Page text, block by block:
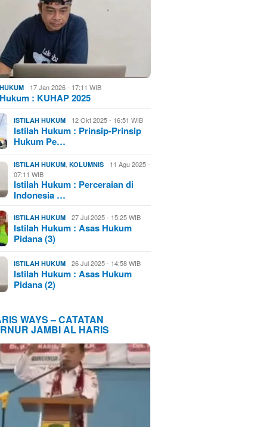
17 Jan 2026 - 17:11 WIB
: KUHAP 2025
ISTILAH HUKUM 12 Okt 2025 - 16:51 WIB
Istilah Hukum : Prinsip-Prinsip
Hukum Pe…
ISTILAH HUKUM ,KOLUMNIS
11 Agu 2025 -
07:11 WIB
Istilah Hukum : Perceraian di
Indonesia …
ISTILAH HUKUM 27 Jul 2025 - 15:25 WIB
Istilah Hukum : Asas Hukum
Pidana (3)
ISTILAH HUKUM 26 Jul 2025 - 14:58 WIB
Istilah Hukum : Asas Hukum
Pidana (2)
WAYS – CATATAN
JAMBI AL HARIS